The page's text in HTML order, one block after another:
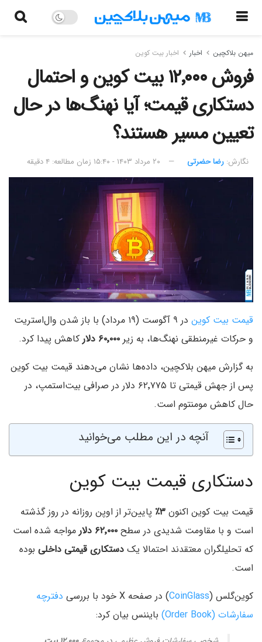
میهن بلاکچین اخبار اخبار بیت کوین
فروش ۱۲٬۰۰۰ بیت کوین و احتمال
دستکاری قیمت؛ آیا نهنگ‌ها در حال
تعیین مسیر هستند؟
نگارش:‌ رضا حضرتی ۲۰ مرداد ۱۴۰۳ - ۱۵:۴۰ زمان مطالعه: ۴ دقیقه
قیمت بیت کوین
در ۹ آگوست (۱۹ مرداد) با باز شدن وال‌استریت
و حرکات غیرمنطقی نهنگ‌ها، به زیر ۶۰٬۰۰۰ دلار
کاهش پیدا کرد.
به گزارش میهن بلاکچین، داده‌ها نشان می‌دهند قیمت بیت کوین
پس از جهش قیمتی تا ۶۲٬۷۷۵ دلار در صرافی بیت‌استمپ، در
حال کاهش مومنتوم است.
آنچه در این مطلب می‌خوانید
دستکاری قیمت بیت کوین
قیمت بیت کوین اکنون ۳٪ پایین‌تر از اوپن روزانه در روز گذشته
است و با مقاومت شدیدی در سطح ۶۲٬۰۰۰ دلار
مواجه شده است
که تحلیلگران معتقدند احتمالا یک دستکاری قیمتی داخلی بوده
است.
کوین‌گلس (CoinGlass) در صفحه X خود با بررسی
دفترچه
سفارشات (Order Book)
بایننس بیان کرد: